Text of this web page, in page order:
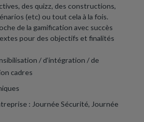
des quizz, des constructions,
(etc) ou tout cela à la fois.
de la gamification avec succès
pour des objectifs et finalités
/ d’intégration / de
cadres
: Journée Sécurité, Journée